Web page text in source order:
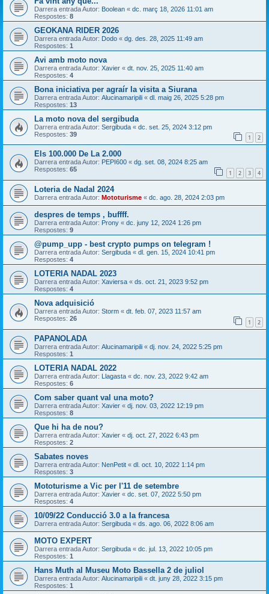
Darrera entrada Autor: Boolean « dc. març 18, 2026 11:01 am
Respostes: 8
GEOKANA RIDER 2026
Darrera entrada Autor: Dodo « dg. des. 28, 2025 11:49 am
Respostes: 1
Avi amb moto nova
Darrera entrada Autor: Xavier « dt. nov. 25, 2025 11:40 am
Respostes: 4
Bona iniciativa per agraír la visita a Siurana
Darrera entrada Autor: Alucinamaripili « dl. maig 26, 2025 5:28 pm
Respostes: 13
La moto nova del sergibuda
Darrera entrada Autor: Sergibuda « dc. set. 25, 2024 3:12 pm
Respostes: 39 1 2
Els 100.000 De La 2.000
Darrera entrada Autor: PEPI600 « dg. set. 08, 2024 8:25 am
Respostes: 65 1 2 3 4
Loteria de Nadal 2024
Darrera entrada Autor: Mototurisme « dc. ago. 28, 2024 2:03 pm
despres de temps , buffff.
Darrera entrada Autor: Prony « dc. juny 12, 2024 1:26 pm
Respostes: 9
@pump_upp - best crypto pumps on telegram !
Darrera entrada Autor: Sergibuda « dl. gen. 15, 2024 10:41 pm
Respostes: 4
LOTERIA NADAL 2023
Darrera entrada Autor: Xaviersa « ds. oct. 21, 2023 9:52 pm
Respostes: 4
Nova adquisició
Darrera entrada Autor: Storm « dt. feb. 07, 2023 11:57 am
Respostes: 26 1 2
PAPANOLADA
Darrera entrada Autor: Alucinamaripili « dj. nov. 24, 2022 5:25 pm
Respostes: 1
LOTERIA NADAL 2022
Darrera entrada Autor: Llagasta « dc. nov. 23, 2022 9:42 am
Respostes: 6
Com saber quant val una moto?
Darrera entrada Autor: Xavier « dj. nov. 03, 2022 12:19 pm
Respostes: 8
Que hi ha de nou?
Darrera entrada Autor: Xavier « dj. oct. 27, 2022 6:43 pm
Respostes: 2
Sabates noves
Darrera entrada Autor: NenPetit « dl. oct. 10, 2022 1:14 pm
Respostes: 3
Mototurisme a Vic per l'11 de setembre
Darrera entrada Autor: Xavier « dc. set. 07, 2022 5:50 pm
Respostes: 4
10/09/22 Conducció 3.0 a la francesa
Darrera entrada Autor: Sergibuda « ds. ago. 06, 2022 8:06 am
MOTO EXPERT
Darrera entrada Autor: Sergibuda « dc. jul. 13, 2022 10:05 pm
Respostes: 1
Hans Muth al Museu Moto Bassella 2 de juliol
Darrera entrada Autor: Alucinamaripili « dt. juny 28, 2022 3:15 pm
Respostes: 1